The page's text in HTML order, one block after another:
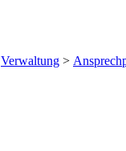
Verwaltung >